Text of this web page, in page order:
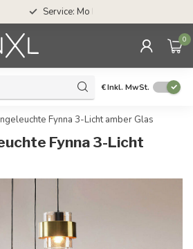
08.30 bis 17.00 Uhr
0
€Inkl. MwSt.
Fynna 3-Licht amber Glas
Fynna 3-Licht